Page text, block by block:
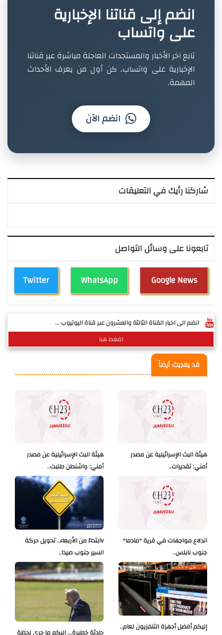
انضم إلى قناتنا الإخبارية
على واتساب
تابع آخر الأخبار والمستجدات العاجلة مباشرة عبر قناتنا
الإخبارية على واتساب. كن أول من يعرف الأحداث
المهمة.
انضم الآن
شاركنا رأيك في التعليقات
تابعونا على وسائل التواصل
Twitter WhatsApp Google News
انضم الى اخبار القناة الثالثة والعشرون عبر قناة اليوتيوب ...
اضغط هنا
قد يعجبك أيضاً
هيئة البث الإسرائيلية عن مصدر
أمني: واشنطن طلبت..
هيئة البث الإسرائيلية عن مصدر
أمني: تقديرات..
Vابتداءً من الأربعاء.. تحويل حركة
السير جنوب صيدا..
اندلاع مواجهات في قرية "مادما"
جنوب نابلس..
حادثة خطيرة... إليكم ما جرى لحظة
إليكم أفضل أجهزة التلفزيون لعام..